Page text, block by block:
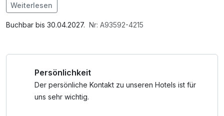
Die inkludierten Wellnessanwendungen werden
Im Angebot enthalten
1 Flasche Mineralwasser, W-LAN Nutzung /
Weiterlesen
Buchbar bis 30.04.2027. Nr: A93592-4215
Persönlichkeit
Der persönliche Kontakt zu unseren Hotels ist für
uns sehr wichtig.